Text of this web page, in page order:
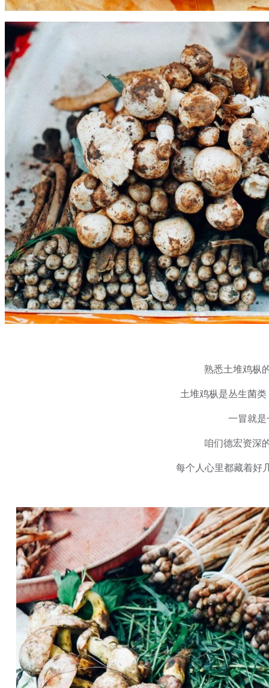
熟悉土堆鸡枞
土堆鸡枞是丛生菌
一冒就是
咱们德宏资深
每个人心里都藏着好